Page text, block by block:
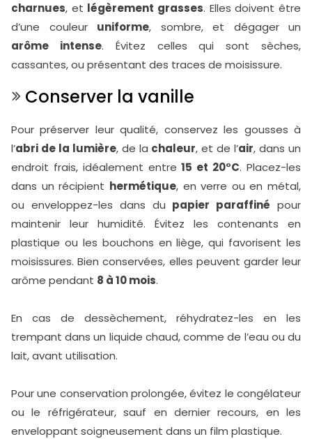
charnues, et légèrement grasses. Elles doivent être
d’une couleur uniforme, sombre, et dégager un
arôme intense. Évitez celles qui sont sèches,
cassantes, ou présentant des traces de moisissure.
Conserver la vanille
Pour préserver leur qualité, conservez les gousses à
l’abri de la lumière, de la chaleur, et de l’air, dans un
endroit frais, idéalement entre15 et 20°C. Placez-les
dans un récipient hermétique, en verre ou en métal,
ou enveloppez-les dans du papier paraffiné pour
maintenir leur humidité. Évitez les contenants en
plastique ou les bouchons en liège, qui favorisent les
moisissures. Bien conservées, elles peuvent garder leur
arôme pendant 8 à 10 mois.
En cas de dessèchement, réhydratez-les en les
trempant dans un liquide chaud, comme de l’eau ou du
lait, avant utilisation.
Pour une conservation prolongée, évitez le congélateur
ou le réfrigérateur, sauf en dernier recours, en les
enveloppant soigneusement dans un film plastique.